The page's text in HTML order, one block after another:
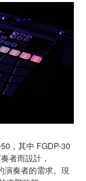
，其中 FGDP-30
者而設計，
演奏者的需求。現